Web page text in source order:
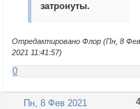
затронуты.
Отредактировано Флор (Пн, 8
2021 11:41:57)
0
4
Пн, 8 Фев 2021